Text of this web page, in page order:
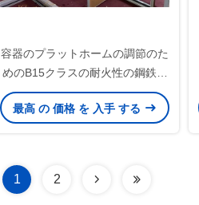
容器のプラットホームの調節のた
めのB15クラスの耐火性の鋼鉄ド
ア
最高 の 価格 を 入手 する
1 2